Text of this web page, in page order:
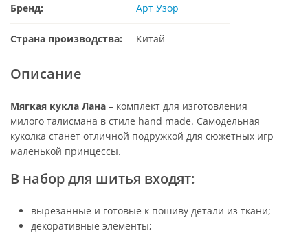
Бренд: Арт Узор
Страна производства: Китай
Описание
Мягкая кукла Лана – комплект для изготовления
милого талисмана в стиле hand made. Самодельная
куколка станет отличной подружкой для сюжетных игр
маленькой принцессы.
В набор для шитья входят:
вырезанные и готовые к пошиву детали из ткани;
декоративные элементы;